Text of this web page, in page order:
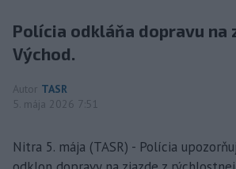
Polícia odkláňa dopravu na
Východ.
Autor TASR
5. mája 2026 7:51
Nitra 5. mája (TASR) - Polícia